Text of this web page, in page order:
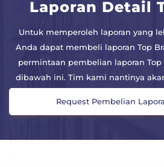
Laporan Detail
Untuk memperoleh laporan yang
Anda dapat membeli laporan Top
permintaan pembelian laporan
dibawah ini. Tim kami nantinya
Request Pembelian